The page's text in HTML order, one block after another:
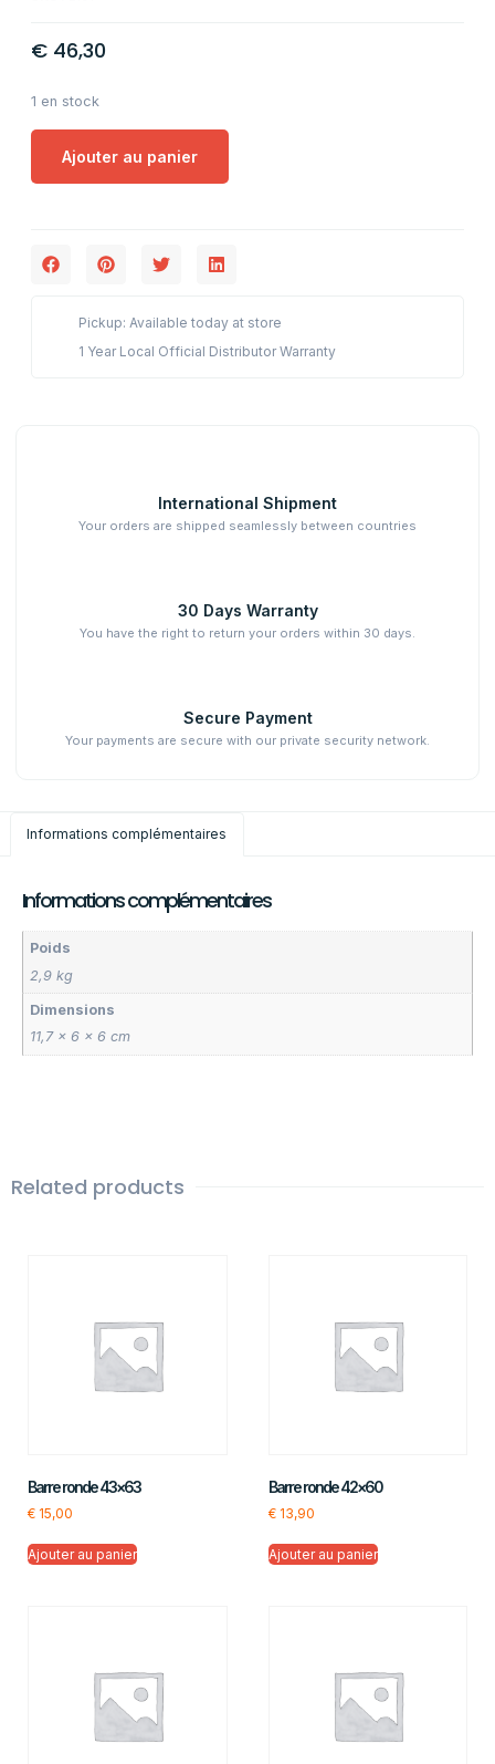
€ 46,30
1 en stock
Ajouter au panier
Pickup: Available today at store
1 Year Local Official Distributor Warranty
International Shipment
Your orders are shipped seamlessly between countries
30 Days Warranty
You have the right to return your orders within 30 days.
Secure Payment
Your payments are secure with our private security network.
Informations complémentaires
Informations complémentaires
Poids
2,9 kg
Dimensions
11,7 × 6 × 6 cm
Related products
Barre ronde 43×63
€ 15,00
Ajouter au panier
Barre ronde 42×60
€13,90
Ajouter au panier